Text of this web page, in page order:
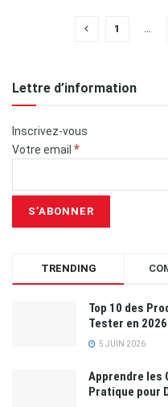
1 …
Lettre d’information
Inscrivez-vous
Votre email *
TRENDING
Top 10 des
Tester en 2026
5 JUIN 2026
Apprendre les
Pratique pour